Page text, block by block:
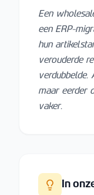
Een
een ERP-
hun
verouderde
verdubbelde.
maar eerder
vaker.
In